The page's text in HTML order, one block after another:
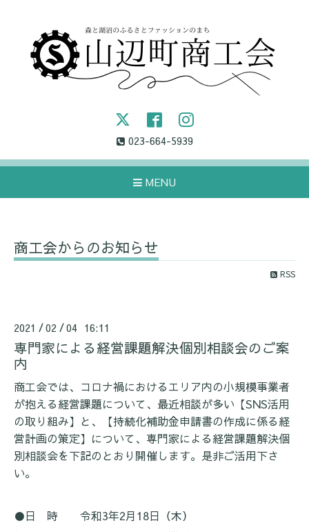
023-664-5939
MENU
商工会からのお知らせ
RSS
2021 /02 /04 16:11
専門家による経営課題解決個別相談会のご案
内
商工会では、コロナ禍におけるエリア内の小規模事業者
が抱える経営課題について、最近相談が多い【SNS活用
の取り組み】と、
【持続化補助金申請書の作成に係る経
営計画の策定】について、 専門家による経営課題解決個
別相談会を下記のとおり開催します。是非ご活用下さ
い。
●日 時 令和3年2月18日（木）